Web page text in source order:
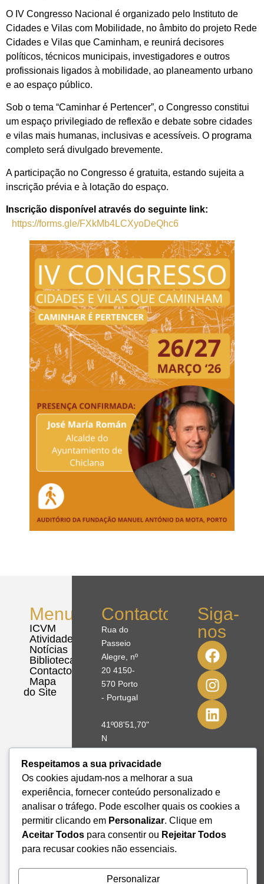
O IV Congresso Nacional é organizado pelo Instituto de
Cidades e Vilas com Mobilidade, no âmbito do projeto Rede
Cidades e Vilas que Caminham, e reunirá decisores
políticos, técnicos municipais, investigadores e outros
profissionais ligados à mobilidade, ao planeamento urbano
e ao espaço público.
Sob o tema “Caminhar é Pertencer”, o Congresso constitui
um espaço privilegiado de reflexão e debate sobre cidades
e vilas mais humanas, inclusivas e acessíveis. O programa
completo será divulgado brevemente.
A participação no Congresso é gratuita, estando sujeita a
inscrição prévia e à lotação do espaço.
Inscrição disponível através do seguinte link:
https://forms.gle/FXkMb4LCXyoDeQhc6
Menu
ICVM
Atividades
Notícias
Biblioteca
Contactos
Mapa
do Site
Contactos
Rua do
Passeio
Alegre, nº
20 4150-
570 Porto
- Portugal
41º08'51,70"
N
W
+351 228
328 115
geral@institutodemobilidade.org
Subscreva
a
Newsletter
Siga-
nos
Respeitamos a sua privacidade
Os cookies ajudam-nos a melhorar a sua
experiência, fornecer conteúdo personalizado e
analisar o tráfego. Pode escolher quais os cookies a
permitir clicando em Personalizar. Clique em
Aceitar Todos para consentir ou Rejeitar Todos
para recusar cookies não essenciais.
Personalizar